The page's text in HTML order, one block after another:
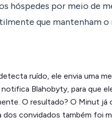
hóspedes por meio de
que mantenham o
ruído, ele envia uma
notifica Blahobyty, para que
O resultado? O Minut já
dos convidados também foi